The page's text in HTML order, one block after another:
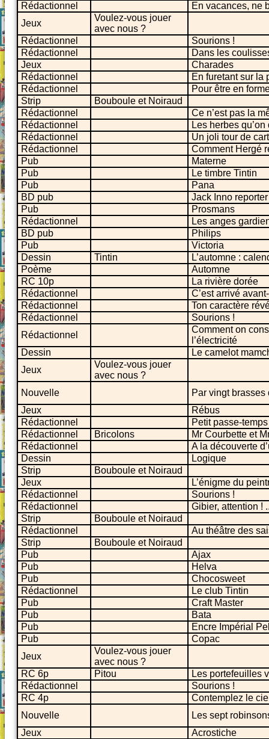
Rédactionnel
En vacances, ne
Jeux
Voulez-vous jouer
avec nous ?
Rédactionnel
Sourions !
Rédactionnel
Dans les
Jeux
Charades
Rédactionnel
En furetant sur la
Rédactionnel
Pour être en
Strip
Bouboule et Noiraud
Rédactionnel
Ce n’est pas la
Rédactionnel
Les herbes
Rédactionnel
Un joli tour de
Rédactionnel
Comment Hergé
Pub
Materne
Pub
Le timbre Tintin
Pub
Pana
BD pub
Jack Inno reporter
Pub
Prosmans
Rédactionnel
Les anges
BD pub
Philips
Pub
Victoria
Dessin
Tintin
L’automne :
Poème
Automne
RC 10p
La rivière dorée
Rédactionnel
C’est arrivé
Rédactionnel
Ton caractère
Rédactionnel
Sourions !
Rédactionnel
Comment on
l’électricité
Dessin
Le camelot
Jeux
Voulez-vous jouer
avec nous ?
Nouvelle
Par vingt brasses
Jeux
Rébus
Rédactionnel
Petit passe-temps
Rédactionnel
Bricolons
Mr Courbette et
Rédactionnel
A la découverte
Dessin
Logique
Strip
Bouboule et Noiraud
Jeux
L’énigme du
Rédactionnel
Sourions !
Rédactionnel
Gibier, attention !
Strip
Bouboule et Noiraud
Rédactionnel
Au théâtre des
Strip
Bouboule et Noiraud
Pub
Ajax
Pub
Helva
Pub
Chocosweet
Rédactionnel
Le club Tintin
Pub
Craft Master
Pub
Bata
Pub
Encre Impérial
Pub
Copac
Jeux
Voulez-vous jouer
avec nous ?
RC 6p
Pitou
Les portefeuilles
Rédactionnel
Sourions !
RC 4p
Contemplez le
Nouvelle
Les sept
Jeux
Acrostiche